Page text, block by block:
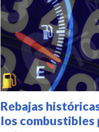
Rebajas
los combustibles